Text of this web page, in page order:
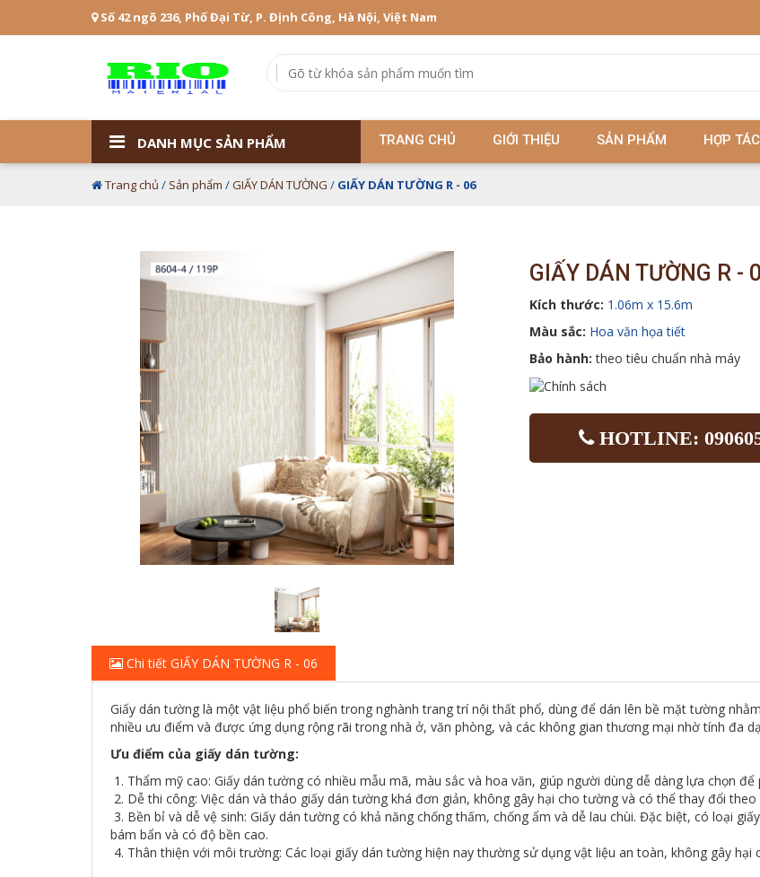
Số 42 ngõ 236, Phố Đại Từ, P. Định Công, Hà Nội, Việt Nam
DANH MỤC SẢN PHẨM TRANG CHỦ GIỚI THIỆU SẢN PHẨM HỢP
Trang chủ / Sản phẩm /GIẤY DÁN TƯỜNG / GIẤY DÁN TƯỜNG R - 06
GIẤY DÁN TƯỜNG R -
Kích thước: 1.06m x 15.6m
Màu sắc: Hoa văn họa tiết
Bảo hành:theo tiêu chuẩn nhà máy
HOTLINE:
Chi tiết GIẤY DÁN TƯỜNG R - 06
Giấy dán tường là một vật liệu phổ biến trong nghành trang trí nội thất phổ, dùng để dán lên bề mặt tường
nhiều ưu điểm và được ứng dụng rộng rãi trong nhà ở, văn phòng, và các không gian thương mại nhờ tính đa
Ưu điểm của giấy dán tường:
1. Thẩm mỹ cao: Giấy dán tường có nhiều mẫu mã, màu sắc và hoa văn, giúp người dùng dễ dàng lựa chọn
2. Dễ thi công: Việc dán và tháo giấy dán tường khá đơn giản, không gây hại cho tường và có thể thay đổi
3. Bền bỉ và dễ vệ sinh: Giấy dán tường có khả năng chống thấm, chống ẩm và dễ lau chùi. Đặc biệt, có loại
bám bẩn và có độ bền cao.
4. Thân thiện với môi trường: Các loại giấy dán tường hiện nay thường sử dụng vật liệu an toàn, không gây